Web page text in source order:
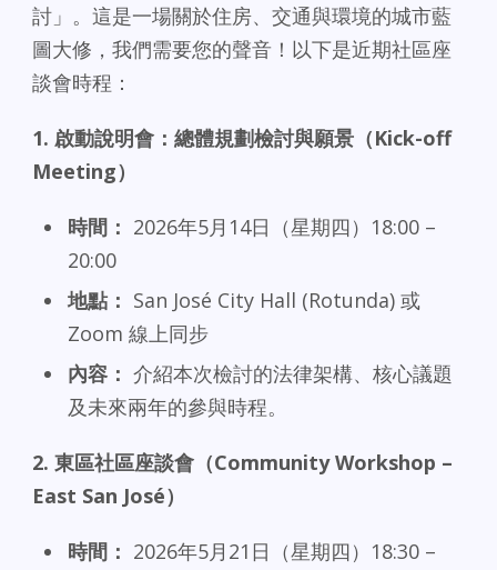
討」。這是一場關於住房、交通與環境的城市藍
圖大修，我們需要您的聲音！以下是近期社區座
談會時程：
1. 啟動說明會：總體規劃檢討與願景（Kick-off
Meeting）
時間： 2026年5月14日（星期四）18:00 –
20:00
地點： San José City Hall (Rotunda) 或
Zoom 線上同步
內容： 介紹本次檢討的法律架構、核心議題
及未來兩年的參與時程。
2. 東區社區座談會（Community Workshop –
East San José）
時間： 2026年5月21日（星期四）18:30 –